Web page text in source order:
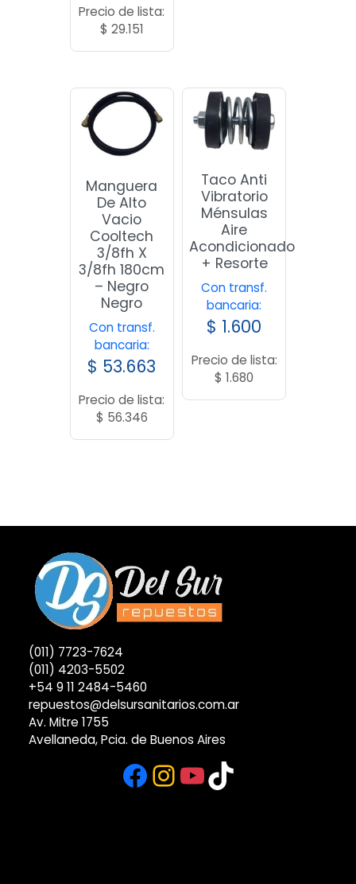
Precio de lista:
$ 29.151
Manguera
De Alto
Vacio
Cooltech
3/8fh X
3/8fh 180cm
– Negro
Negro
Con transf.
bancaria:
$ 53.663
Precio de lista:
$ 56.346
Taco Anti
Vibratorio
Ménsulas
Aire
Acondicionado
+ Resorte
Con transf.
bancaria:
$ 1.600
Precio de lista:
$ 1.680
(011) 7723-7624
(011) 4203-5502
+54 9 11 2484-5460
repuestos@delsursanitarios.com.ar
Av. Mitre 1755
Avellaneda, Pcia. de Buenos Aires
Facebook
Instagram
YouTube
TikTok